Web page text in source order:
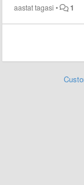
aastat tagasi • 1